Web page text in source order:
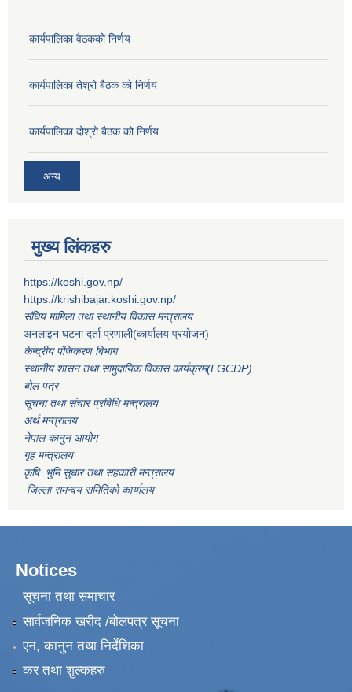
कार्यपालिका वैठकको निर्णय
कार्यपालिका तेश्रो बैठक को निर्णय
कार्यपालिका दोश्रो बैठक को निर्णय
अन्य
मुख्य लिंकहरु
https://koshi.gov.np/
https://krishibajar.koshi.gov.np/
संघिय मामिला तथा स्थानीय विकास मन्त्रालय
अनलाइन घटना दर्ता प्रणाली(कार्यालय प्रयोजन)
केन्द्रीय पंजिकरण बिभाग
स्थानीय शासन तथा सामुदायिक विकास कार्यक्रम(LGCDP)
बोल पत्र
सूचना तथा संचार प्रबिधि मन्त्रालय
अर्थ मन्त्रालय
नेपाल कानुन आयोग
गृह मन्त्रालय
कृषि भुमि सुधार तथा सहकारी मन्त्रालय
जिल्ला समन्वय समितिको कार्यालय
Notices
सूचना तथा समाचार
सार्वजनिक खरीद /बोलपत्र सूचना
एन, कानुन तथा निर्देशिका
कर तथा शुल्कहरु